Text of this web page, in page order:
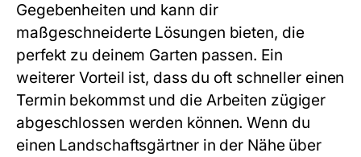
Gegebenheiten und kann dir
maßgeschneiderte Lösungen bieten, die
perfekt zu deinem Garten passen. Ein
weiterer Vorteil ist, dass du oft schneller einen
Termin bekommst und die Arbeiten zügiger
abgeschlossen werden können. Wenn du
einen Landschaftsgärtner in der Nähe über